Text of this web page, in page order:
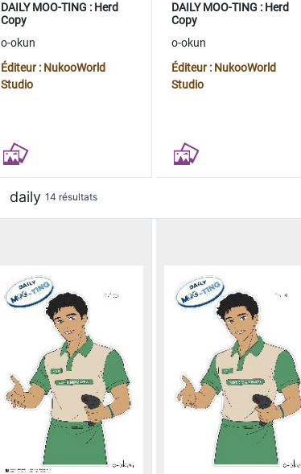
DAILY MOO-TING : Herd
Copy
o-okun
Éditeur : NukooWorld
Studio
DAILY MOO-TING : Herd
Copy
o-okun
Éditeur : NukooWorld
Studio
daily 14 résultats